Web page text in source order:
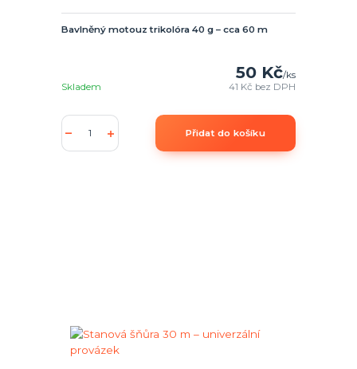
Bavlněný motouz trikolóra 40 g – cca 60 m
50 Kč/ks
41 Kč bez DPH
Skladem
Přidat do košíku